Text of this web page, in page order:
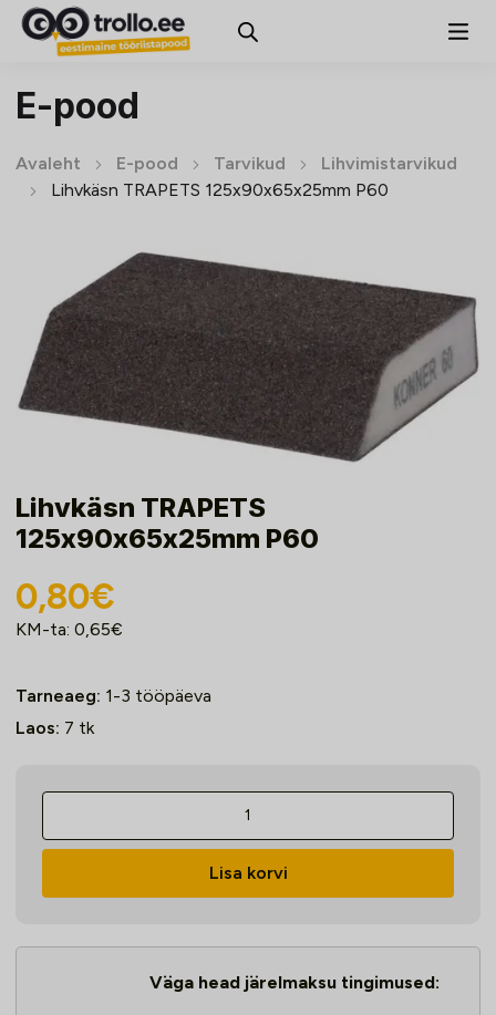
E-pood
Avaleht E-pood Tarvikud
Lihvimistarvikud
Lihvkäsn TRAPETS 125x90x65x25mm P60
Lihvkäsn TRAPETS
125x90x65x25mm P60
0,80€
KM-ta: 0,65€
Tarneaeg: 1-3 tööpäeva
Laos: 7 tk
Lihvkäsn
125x90x65x25mm
Lisa korvi
Väga head järelmaksu tingimused: